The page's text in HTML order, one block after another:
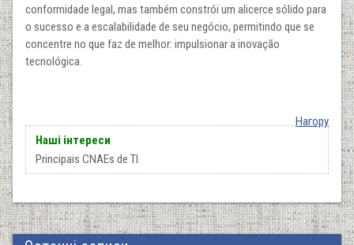
conformidade legal, mas também constrói um alicerce sólido para
o sucesso e a escalabilidade de seu negócio, permitindo que se
concentre no que faz de melhor: impulsionar a inovação
tecnológica.
Нагору
Наші інтереси
Principais CNAEs de TI